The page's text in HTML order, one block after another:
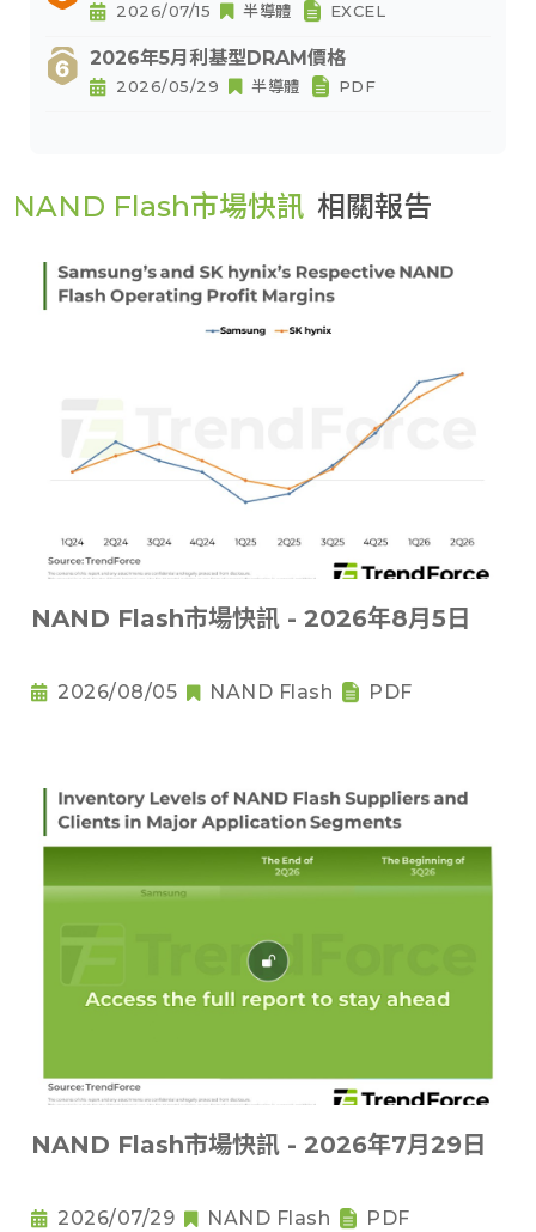
2026/07/15 半導體 EXCEL
2026年5月利基型DRAM價格
2026/05/29 半導體 PDF
NAND Flash市場快訊 相關報告
NAND Flash市場快訊 - 2026年8月5日
2026/08/05 NAND Flash PDF
NAND Flash市場快訊 - 2026年7月29日
2026/07/29 NAND Flash PDF